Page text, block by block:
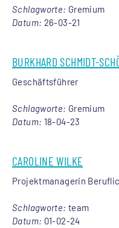
Schlagworte: Gremium
Datum: 26-03-21
BURKHARD SCHMIDT-
Geschäftsführer
Schlagworte: Gremium
Datum: 18-04-23
CAROLINE WILKE
Projektmanagerin
Schlagworte: team
Datum: 01-02-24